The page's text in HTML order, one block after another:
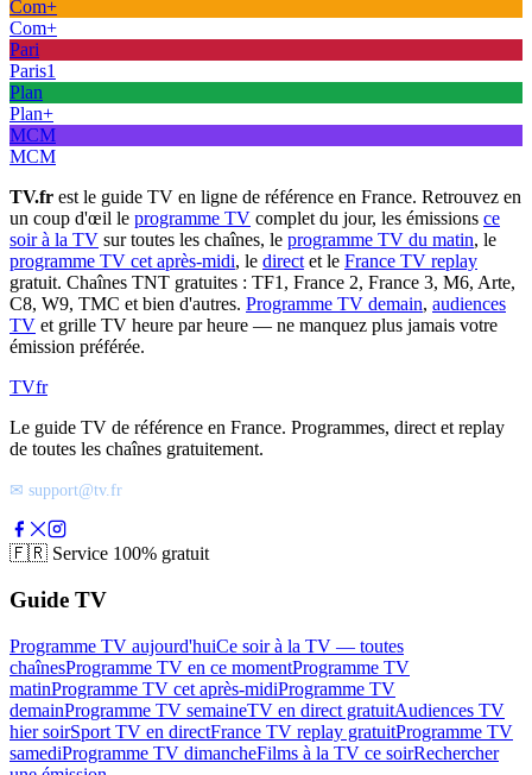
Com+
Com+
Pari
Paris1
Plan
Plan+
MCM
MCM
TV.fr est le guide TV en ligne de référence en France. Retrouvez en
un coup d'œil le programme TV complet du jour, les émissions ce
soir à la TV sur toutes les chaînes, le programme TV du matin, le
programme TV cet après-midi, le direct et le France TV replay
gratuit. Chaînes TNT gratuites : TF1, France 2, France 3, M6, Arte,
C8, W9, TMC et bien d'autres. Programme TV demain, audiences
TV et grille TV heure par heure — ne manquez plus jamais votre
émission préférée.
TVfr
Le guide TV de référence en France. Programmes, direct et replay
de toutes les chaînes gratuitement.
✉ support@tv.fr
🇫🇷 Service 100% gratuit
Guide TV
Programme TV aujourd'huiCe soir à la TV — toutes
chaînesProgramme TV en ce momentProgramme TV
matinProgramme TV cet après-midiProgramme TV
demainProgramme TV semaineTV en direct gratuitAudiences TV
hier soirSport TV en directFrance TV replay gratuitProgramme TV
samediProgramme TV dimancheFilms à la TV ce soirRechercher